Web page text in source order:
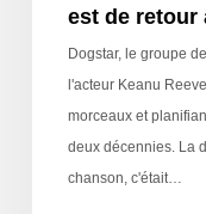
est de retour
Dogstar, le groupe
l'acteur Keanu
morceaux et
deux décennies. La
chanson, c'était…